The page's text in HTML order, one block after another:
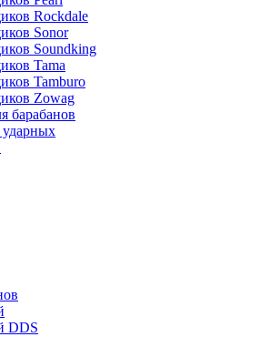
Rockdale
Sonor
Soundking
Tama
Tamburo
Zowag
барабанов
DDS